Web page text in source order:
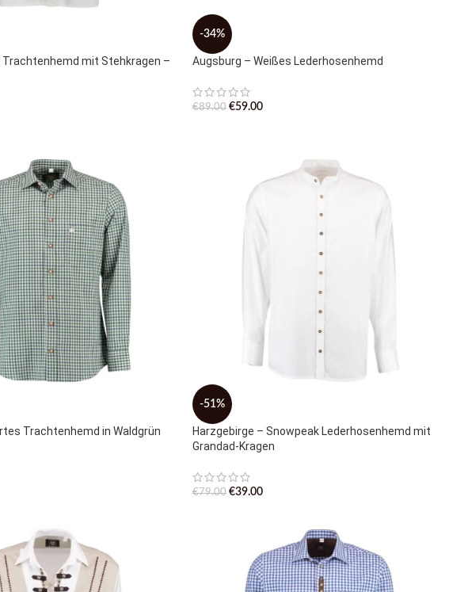
Trachtenhemd mit Stehkragen –
-34%
Augsburg – Weißes Lederhosenhemd
€89.00 €59.00
Trachtenhemd in Waldgrün
-51%
Harzgebirge – Snowpeak Lederhosenhemd mit
Grandad-Kragen
€79.00 €39.00